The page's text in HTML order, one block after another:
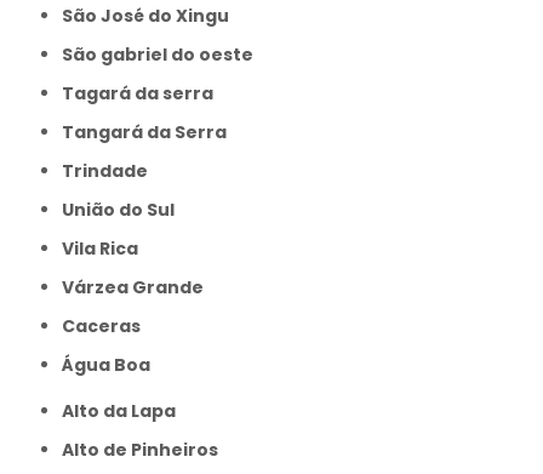
São José do Xingu
São gabriel do oeste
Tagará da serra
Tangará da Serra
Trindade
União do Sul
Vila Rica
Várzea Grande
caceras
Água Boa
Alto da Lapa
Alto de Pinheiros